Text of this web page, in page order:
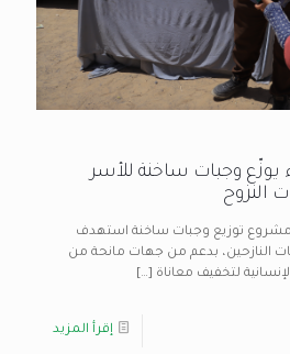
يوزّع وجبات ساخنة للأسر
النزوح
مشروع توزيع وجبات ساخنة استهدف
النازحين، بدعم من جهات مانحة من
لتخفيف معاناة […]
إقرأ المزيد